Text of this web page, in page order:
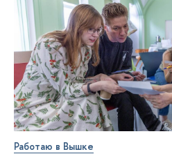
Работаю в Вышке